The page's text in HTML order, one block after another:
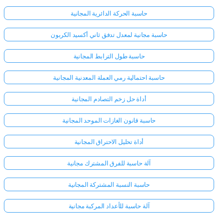
حاسبة الحركة الدائرية المجانية
حاسبة مجانية لمعدل تدفق ثاني أكسيد الكربون
حاسبة طول الترابط المجانية
حاسبة احتمالية رمي العملة المعدنية المجانية
أداة حل زخم التصادم المجانية
حاسبة قانون الغازات الموحد المجانية
أداة تحليل الاحتراق المجانية
آلة حاسبة للفرق المشترك مجانية
حاسبة النسبة المشتركة المجانية
آلة حاسبة للأعداد المركبة مجانية